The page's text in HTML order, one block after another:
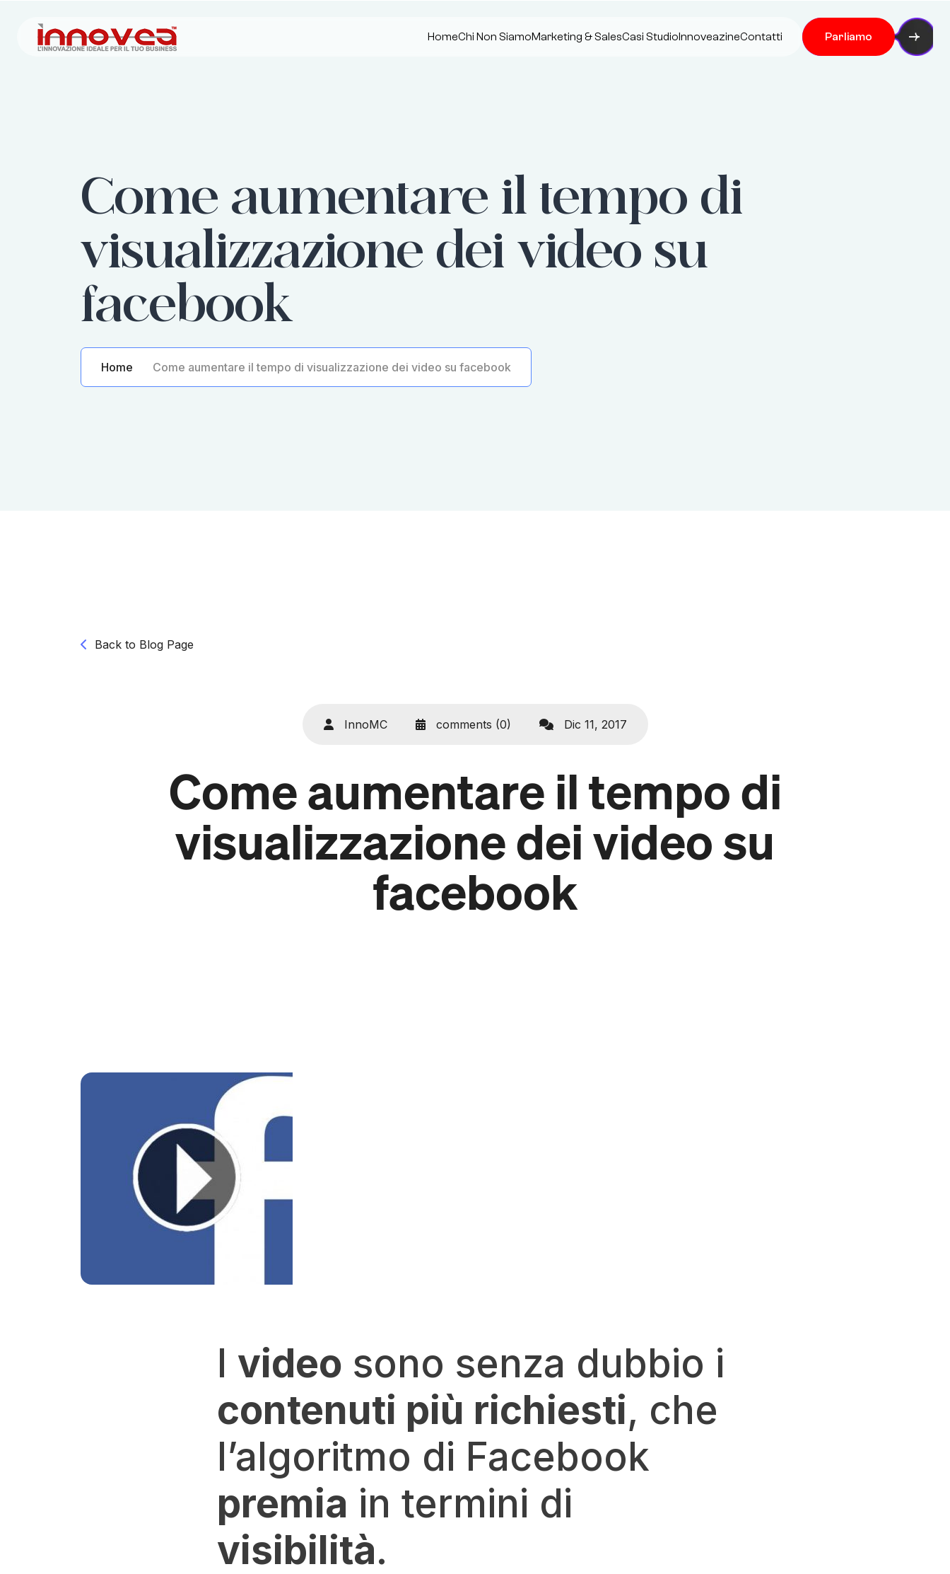
HomeChi Non SiamoMarketing & SalesCasi StudioInnoveazineContatti Parliamo
Come aumentare il tempo di
visualizzazione dei video su
facebook
Home Come aumentare il tempo di visualizzazione dei video su facebook
Back to Blog Page
InnoMC comments (0) Dic 11, 2017
Come aumentare il tempo di
visualizzazione dei video su
facebook
I video sono senza dubbio i
contenuti più richiesti, che
l’algoritmo di Facebook
premia in termini di
visibilità.